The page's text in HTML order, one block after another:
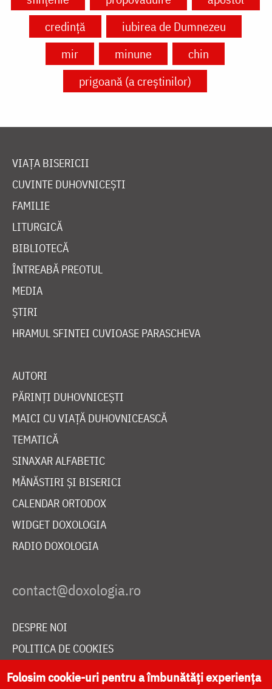
credință
iubirea de Dumnezeu
mir
minune
chin
prigoană (a creștinilor)
VIAȚA BISERICII
CUVINTE DUHOVNICEȘTI
FAMILIE
LITURGICĂ
BIBLIOTECĂ
ÎNTREABĂ PREOTUL
MEDIA
ȘTIRI
HRAMUL SFINTEI CUVIOASE PARASCHEVA
AUTORI
PĂRINȚI DUHOVNICEȘTI
MAICI CU VIAȚĂ DUHOVNICEASCĂ
TEMATICĂ
SINAXAR ALFABETIC
MĂNĂSTIRI ȘI BISERICI
CALENDAR ORTODOX
WIDGET DOXOLOGIA
RADIO DOXOLOGIA
DESPRE NOI
POLITICA DE COOKIES
DONEAZĂ ONLINE PENTRU CATEDRALA NAȚIONALĂ
Folosim cookie-uri pentru a îmbunătăți experiența